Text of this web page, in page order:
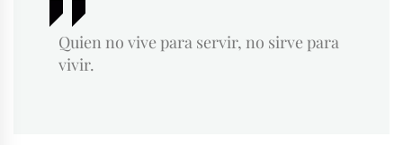
Quien no vive para servir, no sirve para
vivir.